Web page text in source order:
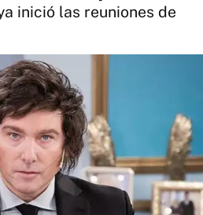
inició las reuniones de